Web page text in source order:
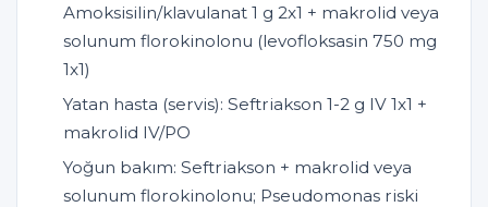
Amoksisilin/klavulanat 1 g 2x1 + makrolid veya
solunum florokinolonu (levofloksasin 750 mg
1x1)
Yatan hasta (servis): Seftriakson 1-2 g IV 1x1 +
makrolid IV/PO
Yoğun bakım: Seftriakson + makrolid veya
solunum florokinolonu; Pseudomonas riski